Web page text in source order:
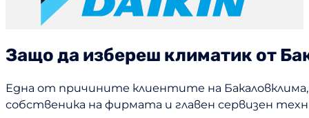
Защо да избереш климатик от
Една от причините клиентите на